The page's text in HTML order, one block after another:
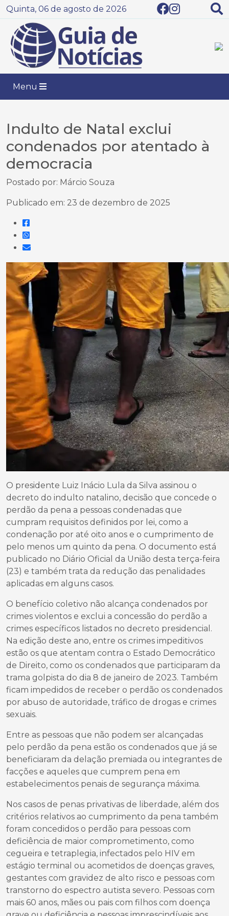
Quinta, 06 de agosto de 2026
Menu
Indulto de Natal exclui
condenados por atentado à
democracia
Postado por: Márcio Souza
Publicado em: 23 de dezembro de 2025
O presidente Luiz Inácio Lula da Silva assinou o
decreto do indulto natalino, decisão que concede o
perdão da pena a pessoas condenadas que
cumpram requisitos definidos por lei, como a
condenação por até oito anos e o cumprimento de
pelo menos um quinto da pena. O documento está
publicado no Diário Oficial da União desta terça-feira
(23) e também trata da redução das penalidades
aplicadas em alguns casos.
O benefício coletivo não alcança condenados por
crimes violentos e exclui a concessão do perdão a
crimes específicos listados no decreto presidencial.
Na edição deste ano, entre os crimes impeditivos
estão os que atentam contra o Estado Democrático
de Direito, como os condenados que participaram da
trama golpista do dia 8 de janeiro de 2023. Também
ficam impedidos de receber o perdão os condenados
por abuso de autoridade, tráfico de drogas e crimes
sexuais.
Entre as pessoas que não podem ser alcançadas
pelo perdão da pena estão os condenados que já se
beneficiaram da delação premiada ou integrantes de
facções e aqueles que cumprem pena em
estabelecimentos penais de segurança máxima.
Nos casos de penas privativas de liberdade, além dos
critérios relativos ao cumprimento da pena também
foram concedidos o perdão para pessoas com
deficiência de maior comprometimento, como
cegueira e tetraplegia, infectados pelo HIV em
estágio terminal ou acometidos de doenças graves,
gestantes com gravidez de alto risco e pessoas com
transtorno do espectro autista severo. Pessoas com
mais 60 anos, mães ou pais com filhos com doença